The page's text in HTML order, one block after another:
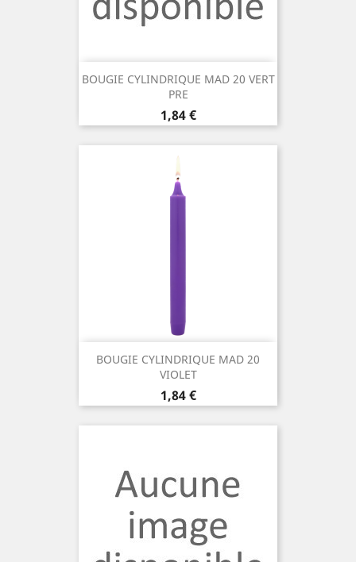
BOUGIE CYLINDRIQUE MAD 20 VERT
PRE
Prix
1,84 €
BOUGIE CYLINDRIQUE MAD 20
VIOLET
Prix
1,84 €